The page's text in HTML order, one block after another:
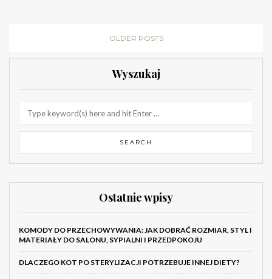
OLDER POSTS
Wyszukaj
Ostatnie wpisy
KOMODY DO PRZECHOWYWANIA: JAK DOBRAĆ ROZMIAR, STYL I
MATERIAŁY DO SALONU, SYPIALNI I PRZEDPOKOJU
DLACZEGO KOT PO STERYLIZACJI POTRZEBUJE INNEJ DIETY?